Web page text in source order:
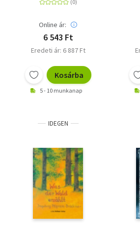
Online ár:
6 543 Ft
Eredeti ár: 6 887 Ft
Kosárba
5 - 10 munkanap
IDEGEN